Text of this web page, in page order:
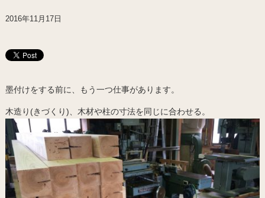
2016年11月17日
墨付けをする前に、もう一つ仕事があります。
木造り(きづくり)、木材や柱の寸法を同じに合わせる。